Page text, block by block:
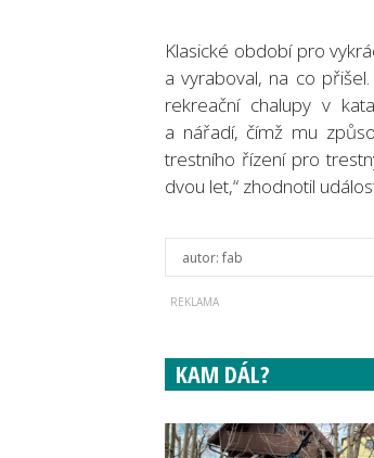
Klasické období pro
a vyraboval, na co
rekreační chalupy v
a nářadí, čímž mu
trestního řízení pro
dvou let,“ zhodnotil
autor: fab
KAM DÁL?